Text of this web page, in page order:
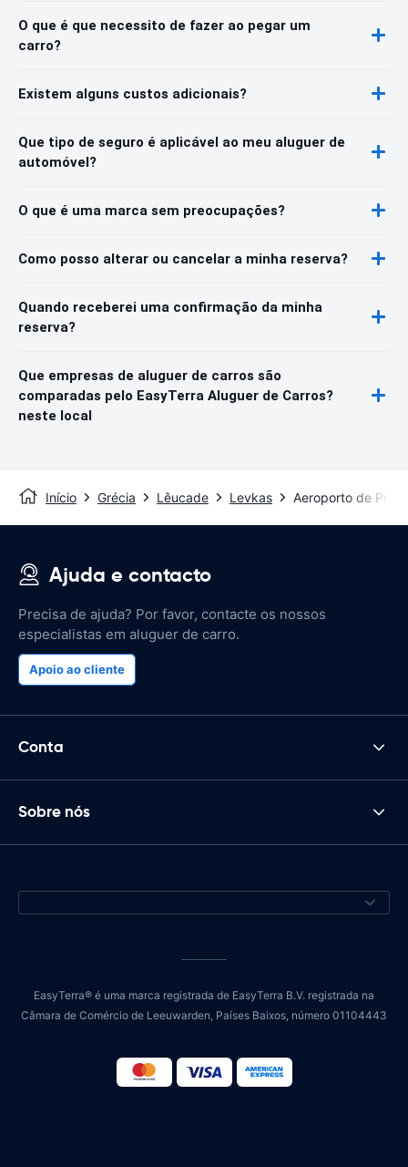
O que é que necessito de fazer ao pegar um
carro?
Existem alguns custos adicionais?
Que tipo de seguro é aplicável ao meu aluguer de
automóvel?
O que é uma marca sem preocupações?
Como posso alterar ou cancelar a minha reserva?
Quando receberei uma confirmação da minha
reserva?
Que empresas de aluguer de carros são
comparadas pelo EasyTerra Aluguer de Carros?
neste local
Início Grécia Lêucade Levkas Aeroporto de
Ajuda e contacto
Precisa de ajuda? Por favor, contacte os nossos
especialistas em aluguer de carro.
Apoio ao cliente
Conta
Sobre nós
EasyTerra® é uma marca registrada de EasyTerra B.V. registrada na
Câmara de Comércio de Leeuwarden, Países Baixos, número 01104443